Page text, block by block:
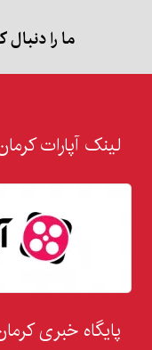
ما را دنبال
لینک آپارات
پایگاه خبری